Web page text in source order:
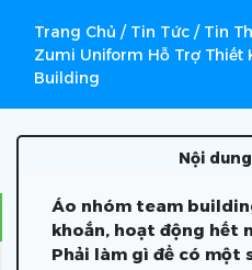
Trang Chủ / Tin Tức / Tin
Zumi Uniform Hỗ Trợ Thiết
Building
Nội dung
Áo nhóm team
khoắn, hoạt động hết
Phải làm gì để có một